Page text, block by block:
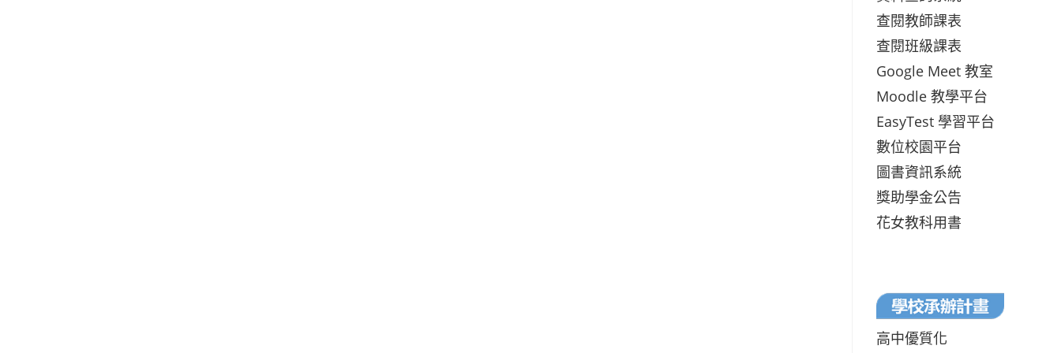
查閱教師課表
查閱班級課表
Google Meet 教室
Moodle 教學平台
EasyTest 學習平台
數位校園平台
圖書資訊系統
獎助學金公告
花女教科用書
高中優質化